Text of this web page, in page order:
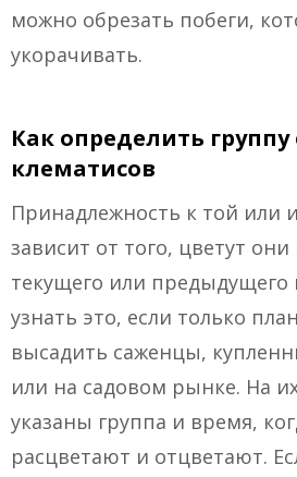
можно обрезать побеги,
укорачивать.
Как определить группу
клематисов
Принадлежность к той или
зависит от того, цветут они
текущего или предыдущего
узнать это, если только
высадить саженцы,
или на садовом рынке. На
указаны группа и время,
расцветают и отцветают.